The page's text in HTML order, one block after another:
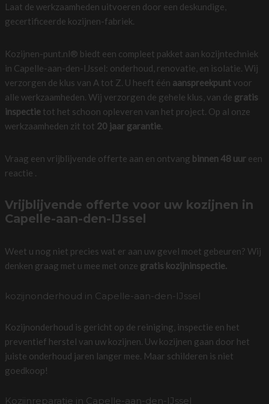
Laat de werkzaamheden uitvoeren door een deskundige,
gecertificeerde kozijnen-fabriek.
Kozijnen-punt.nl® biedt een compleet pakket aan kozijntechniek
in Capelle-aan-den-IJssel: onderhoud, renovatie, en isolatie. Wij
verzorgen de klus van A tot Z. U heeft één aanspreekpuntvoor
alle werkzaamheden. Wij verzorgen de gehele klus, van de gratis
inspectietot het schoon opleveren van het project. Op al onze
werkzaamheden zit tot 20 jaar garantie.
Vraag een vrijblijvende offerte aan en ontvang binnen 48 uureen
reactie .
Vrijblijvende offerte voor uw kozijnen in
Capelle-aan-den-IJssel
Weet u nog niet precies wat er aan uw gevel moet gebeuren? Wij
denken graag met u mee met onze gratis kozijninspectie.
kozijnonderhoud in Capelle-aan-den-IJssel
Kozijnonderhoud is gericht op de reiniging, inspectie en het
preventief herstel van uw kozijnen. Uw kozijnen gaan door het
juiste onderhoud jaren langer mee. Maar schilderen is niet
goedkoop!
Kozijnreparatie in Capelle-aan-den-IJssel